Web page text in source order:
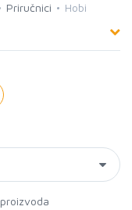
Priručnici
Hobi
proizvoda